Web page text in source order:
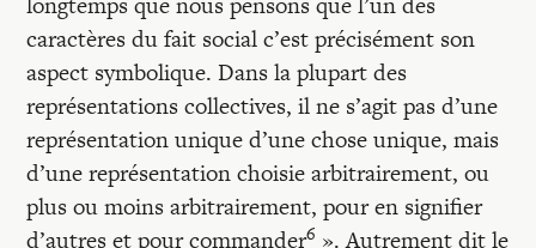
caractères du fait social c’est précisément son
aspect symbolique. Dans la plupart des
représentations collectives, il ne s’agit pas d’une
représentation unique d’une chose unique, mais
d’une représentation choisie arbitrairement, ou
plus ou moins arbitrairement, pour en signifier
d’autres et pour commander6 ». Autrement dit le